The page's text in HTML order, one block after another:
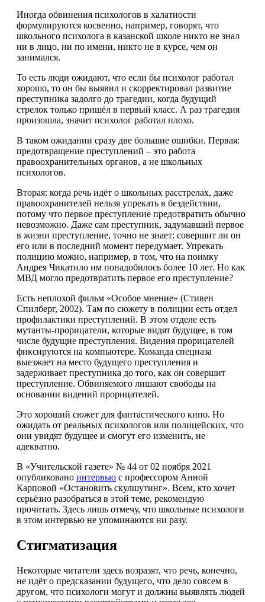
Иногда обвинения психологов в халатности
формулируются косвенно, например, говорят, что
школьного психолога в казанской школе никто не знал
ни в лицо, ни по имени, никто не в курсе, чем он
занимался.
То есть люди ожидают, что если бы психолог работал
хорошо, то он бы выявил и скорректировал развитие
преступника задолго до трагедии, когда будущий
стрелок только пришёл в первый класс. А раз трагедия
произошла, значит психолог работал плохо.
В таком ожидании сразу две большие ошибки. Первая:
предотвращение преступлений – это работа
правоохранительных органов, а не школьных
психологов.
Вторая: когда речь идёт о школьных расстрелах, даже
правоохранителей нельзя упрекать в бездействии,
потому что первое преступление предотвратить обычно
невозможно. Даже сам преступник, задумавший первое
в жизни преступление, точно не знает: совершит ли он
его или в последний момент передумает. Упрекать
полицию можно, например, в том, что на поимку
Андрея Чикатило им понадобилось более 10 лет. Но как
МВД могло предотвратить первое его преступление?
Есть неплохой фильм «Особое мнение» (Стивен
Спилберг, 2002). Там по сюжету в полиции есть отдел
профилактики преступлений. В этом отделе есть
мутанты-прорицатели, которые видят будущее, в том
числе будущие преступления. Видения прорицателей
фиксируются на компьютере. Команда спецназа
выезжает на место будущего преступления и
задерживает преступника до того, как он совершит
преступление. Обвиняемого лишают свободы на
основании видений прорицателей.
Это хороший сюжет для фантастического кино. Но
ожидать от реальных психологов или полицейских, что
они увидят будущее и смогут его изменить, не
адекватно.
В «Учительской газете» № 44 от 02 ноября 2021
опубликовано интервью с профессором Анной
Карповой «Остановить скулшутинг». Всем, кто хочет
серьёзно разобраться в этой теме, рекомендую
прочитать. Здесь лишь отмечу, что школьные психологи
в этом интервью не упоминаются ни разу.
Стигматизация
Некоторые читатели здесь возразят, что речь, конечно,
не идёт о предсказании будущего, что дело совсем в
другом, что психологи могут и должны выявлять людей